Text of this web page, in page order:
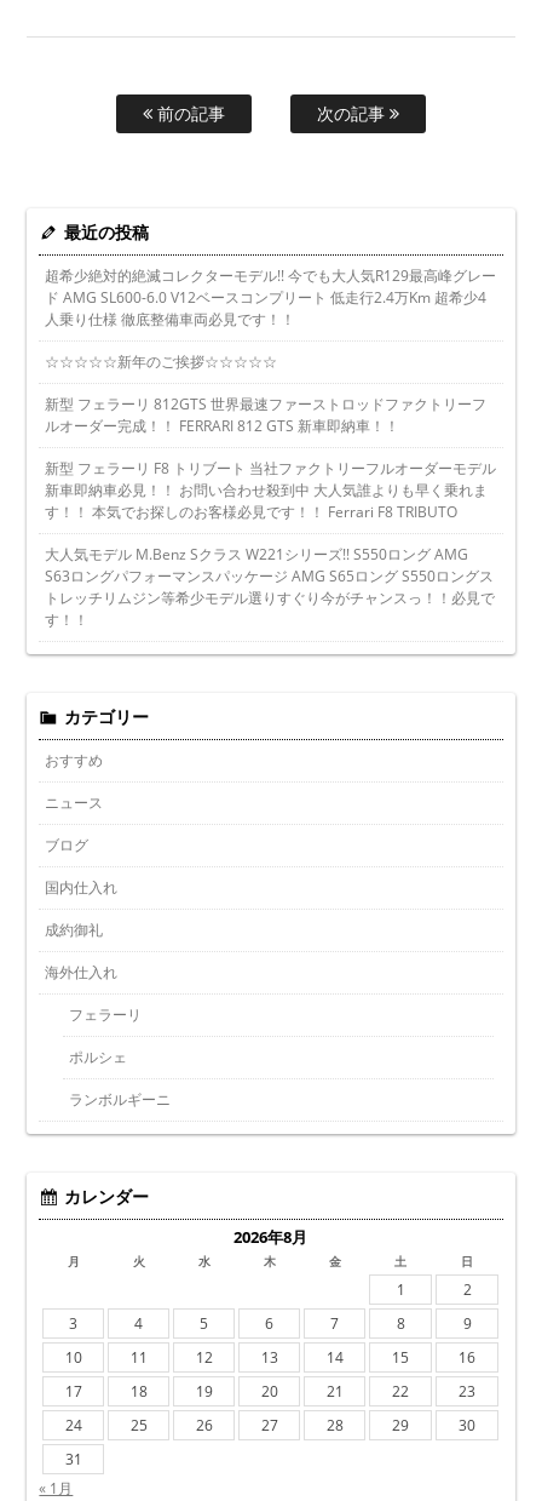
前の記事 次の記事
最近の投稿
超希少絶対的絶滅コレクターモデル!! 今でも大人気R129最高峰グレー
ド AMG SL600-6.0 V12ベースコンプリート 低走行2.4万Km 超希少4
人乗り仕様 徹底整備車両必見です！！
☆☆☆☆☆新年のご挨拶☆☆☆☆☆
新型 フェラーリ 812GTS 世界最速ファーストロッドファクトリーフ
ルオーダー完成！！ FERRARI 812 GTS 新車即納車！！
新型 フェラーリ F8 トリブート 当社ファクトリーフルオーダーモデル
新車即納車必見！！ お問い合わせ殺到中 大人気誰よりも早く乗れま
す！！ 本気でお探しのお客様必見です！！ Ferrari F8 TRIBUTO
大人気モデル M.Benz Sクラス W221シリーズ!! S550ロング AMG
S63ロングパフォーマンスパッケージ AMG S65ロング S550ロングス
トレッチリムジン等希少モデル選りすぐり今がチャンスっ！！必見で
す！！
カテゴリー
おすすめ
ニュース
ブログ
国内仕入れ
成約御礼
海外仕入れ
フェラーリ
ポルシェ
ランボルギーニ
カレンダー
2026年8月
月 火 水 木 金 土 日
1
2
3
4 5 6 7 8
9
10
11 12 13 14 15
16
17
18 19 20 21 22
23
24
25 26 27 28 29
30
31
« 1月